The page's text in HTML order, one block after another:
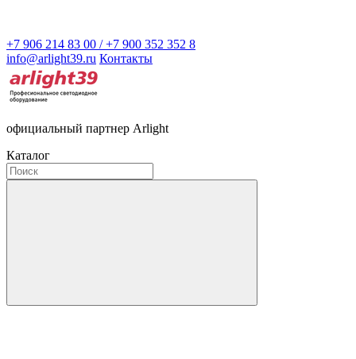
+7 906 214 83 00 / +7 900 352 352 8
info@arlight39.ru Контакты
официальный партнер Arlight
Каталог